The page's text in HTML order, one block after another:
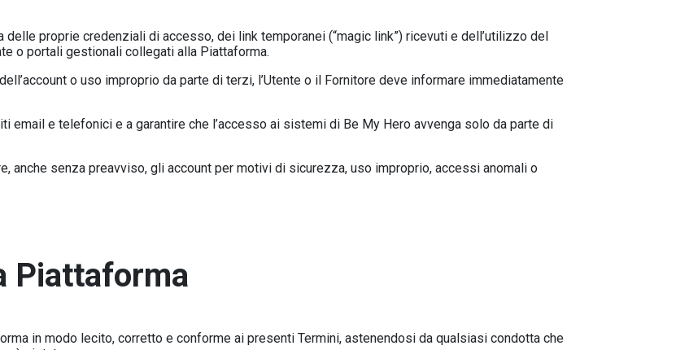
proprie credenziali di accesso, dei link temporanei (“magic link”) ricevuti e dell’utilizzo del
o portali gestionali collegati alla Piattaforma.
o uso improprio da parte di terzi, l’Utente o il Fornitore deve informare immediatamente
email e telefonici e a garantire che l’accesso ai sistemi di Be My Hero avvenga solo da parte di
anche senza preavviso, gli account per motivi di sicurezza, uso improprio, accessi anomali o
Piattaforma
in modo lecito, corretto e conforme ai presenti Termini, astenendosi da qualsiasi condotta che